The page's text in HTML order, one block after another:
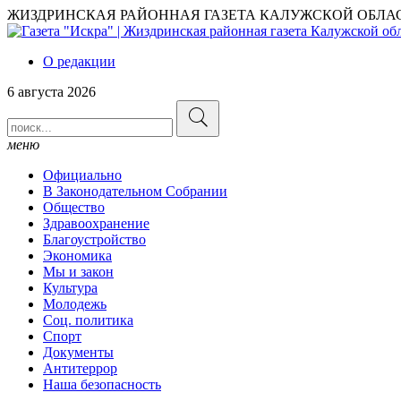
ЖИЗДРИНСКАЯ РАЙОННАЯ ГАЗЕТА КАЛУЖСКОЙ
О редакции
6 августа 2026
меню
Официально
В Законодательном Собрании
Общество
Здравоохранение
Благоустройство
Экономика
Мы и закон
Культура
Молодежь
Соц. политика
Спорт
Документы
Антитеррор
Наша безопасность